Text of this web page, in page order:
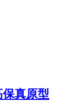
保真原型